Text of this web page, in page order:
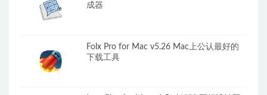
成器
Folx Pro for Mac v5.26 Mac上公认最好的
下载工具